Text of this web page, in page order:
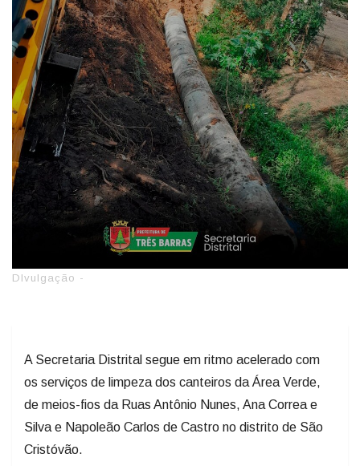
DIvulgação -
A Secretaria Distrital segue em ritmo acelerado com
os serviços de limpeza dos canteiros da Área Verde,
de meios-fios da Ruas Antônio Nunes, Ana Correa e
Silva e Napoleão Carlos de Castro no distrito de São
Cristóvão.